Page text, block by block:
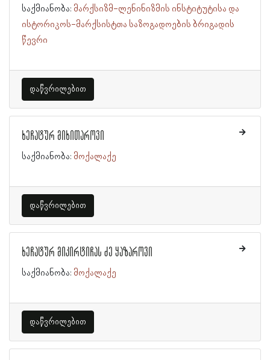
საქმიანობა: მარქსიზმ-ლენინიზმის ინსტიტუტისა და
ისტორიკოს-მარქსისტთა საზოგადოების ბრიგადის
წევრი
დაწვრილებით
ხეჩატურ მიხითაროვი
საქმიანობა: მოქალაქე
დაწვრილებით
ხეჩატურ მიკირტიჩას ძე ყაზაროვი
საქმიანობა: მოქალაქე
დაწვრილებით